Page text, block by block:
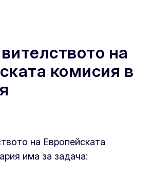
на
комисия в
на Европейската
има за задача: